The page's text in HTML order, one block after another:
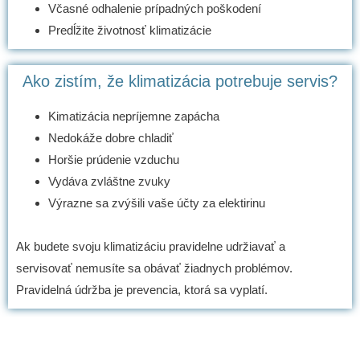
Včasné odhalenie prípadných poškodení
Predĺžite životnosť klimatizácie
Ako zistím, že klimatizácia potrebuje servis?
Kimatizácia nepríjemne zapácha
Nedokáže dobre chladiť
Horšie prúdenie vzduchu
Vydáva zvláštne zvuky
Výrazne sa zvýšili vaše účty za elektirinu
Ak budete svoju klimatizáciu pravidelne udržiavať a
servisovať nemusíte sa obávať žiadnych problémov.
Pravidelná údržba je prevencia, ktorá sa vyplatí.